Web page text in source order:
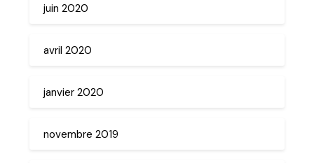
juin 2020
avril 2020
janvier 2020
novembre 2019